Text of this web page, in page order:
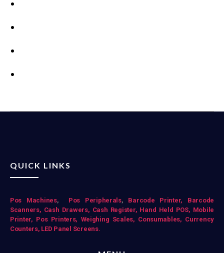
QUICK LINKS
Pos Mac hines, Pos Peripherals, Barcode Printer,
Barcode
Scanners, Cash Drawers, Cash Register, Hand Held POS, Mobile
Printer, Pos Printers, Weighing Scales, Consumables, Currency
Counters, LED Panel Screens.